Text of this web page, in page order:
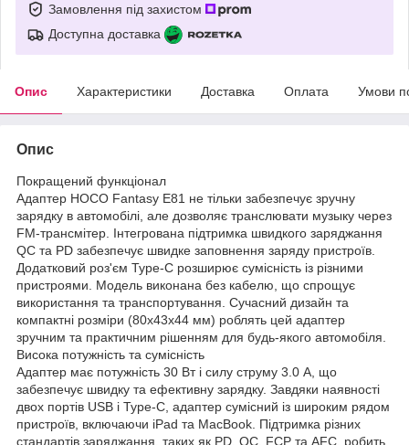
Замовлення під захистом
Доступна доставка
Опис Характеристики Доставка Оплата Умови
Опис
Покращений функціонал
Адаптер HOCO Fantasy E81 не тільки забезпечує зручну
зарядку в автомобілі, але дозволяє транслювати музыку через
FM-трансмітер. Інтегрована підтримка швидкого заряджання
QC та PD забезпечує швидке заповнення заряду пристроїв.
Додатковий роз'єм Type-C розширює сумісність із різними
пристроями. Модель виконана без кабелю, що спрощує
використання та транспортування. Сучасний дизайн та
компактні розміри (80x43x44 мм) роблять цей адаптер
зручним та практичним рішенням для будь-якого автомобіля.
Висока потужність та сумісність
Адаптер має потужність 30 Вт і силу струму 3.0 А, що
забезпечує швидку та ефективну зарядку. Завдяки наявності
двох портів USB і Type-C, адаптер сумісний із широким рядом
пристроїв, включаючи iPad та MacBook. Підтримка різних
стандартів заряджання, таких як PD, QC, FCP та AFC, робить